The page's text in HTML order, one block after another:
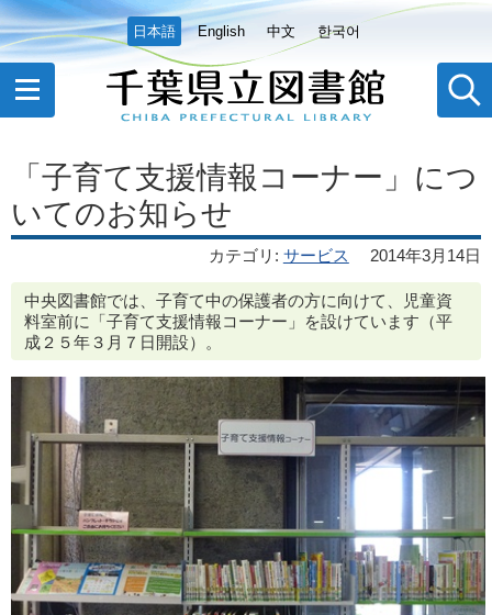
日本語 English 中文 한국어
「子育て支援情報コーナー」につ
いてのお知らせ
カテゴリ : サービス 2014年3月14日
中央図書館では、子育て中の保護者の方に向けて、児童資
料室前に「子育て支援情報コーナー」を設けています（平
成２５年３月７日開設）。